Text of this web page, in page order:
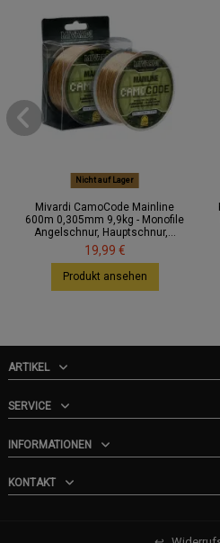
Nicht auf Lager
Mivardi CamoCode Mainline
600m 0,305mm 9,9kg - Monofile
Angelschnur, Hauptschnur,...
19,99 €
Produkt ansehen
ARTIKEL
SERVICE
INFORMATIONEN
KONTAKT